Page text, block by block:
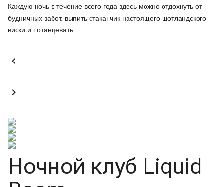
Каждую ночь в течение всего года здесь можно отдохнуть от
будничных забот, выпить стаканчик настоящего шотландского
виски и потанцевать.


Ночной клуб Liquid